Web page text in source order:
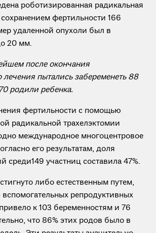
роботизированная радикальная
фертильности 166
удаленной опухоли был в
20 мм.
после окончания
лечения пытались забеременеть 88
родили ребенка.
фертильности с помощью
радикальной трахелэктомии
международное многоцентровое
его результатам, доля
среди149 участниц составила 47%.
либо естественным путем,
репродуктивных
к 103 беременностям и 76
что 86% этих родов было в